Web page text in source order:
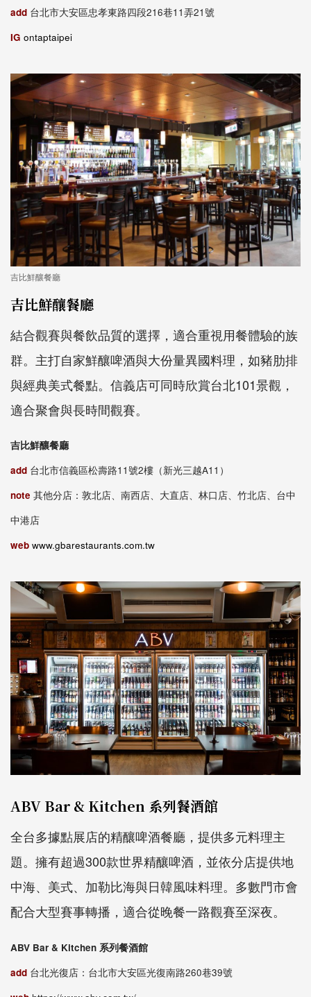
add 台北市大安區忠孝東路四段216巷11弄21號
IG ontaptaipei
吉比鮮釀餐廳
吉比鮮釀餐廳
結合觀賽與餐飲品質的選擇，適合重視用餐體驗的族
群。主打自家鮮釀啤酒與大份量異國料理，如豬肋排
與經典美式餐點。信義店可同時欣賞台北101景觀，
適合聚會與長時間觀賽。
吉比鮮釀餐廳
add 台北市信義區松壽路11號2樓（新光三越A11）
note 其他分店：敦北店、南西店、大直店、林口店、竹北店、台中
中港店
web www.gbarestaurants.com.tw
ABV Bar & Kitchen 系列餐酒館
全台多據點展店的精釀啤酒餐廳，提供多元料理主
題。擁有超過300款世界精釀啤酒，並依分店提供地
中海、美式、加勒比海與日韓風味料理。多數門市會
配合大型賽事轉播，適合從晚餐一路觀賽至深夜。
ABV Bar & Kitchen 系列餐酒館
add 台北光復店：台北市大安區光復南路260巷39號